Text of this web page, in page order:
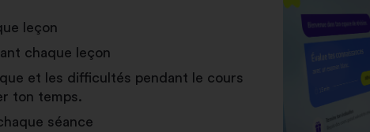
leçon
chaque leçon
et les difficultés pendant le cours
ton temps.
séance